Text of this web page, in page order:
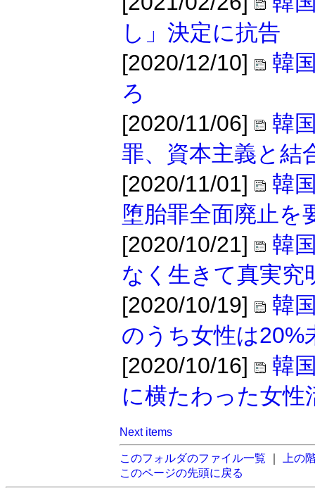
し」決定に抗告
[2020/12/10]
韓
ろ
[2020/11/06]
韓
罪、資本主義と結
[2020/11/01]
韓
堕胎罪全面廃止を
[2020/10/21]
韓
なく生きて真実究
[2020/10/19]
韓
のうち女性は20%
[2020/10/16]
韓
に横たわった女性
Next items
このフォルダのファイル一覧
上の
このページの先頭に戻る